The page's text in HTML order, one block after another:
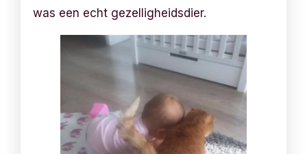
was een echt gezelligheidsdier.